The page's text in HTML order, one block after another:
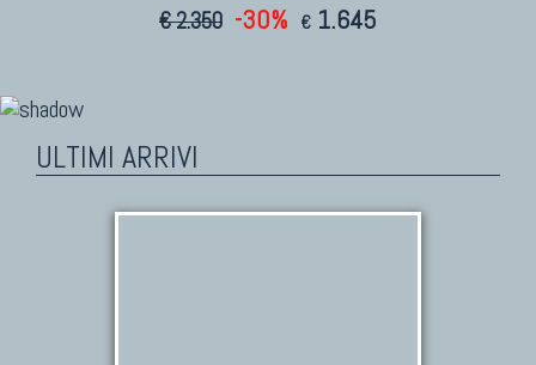
€ 2.350 -30% € 1.645
ULTIMI ARRIVI